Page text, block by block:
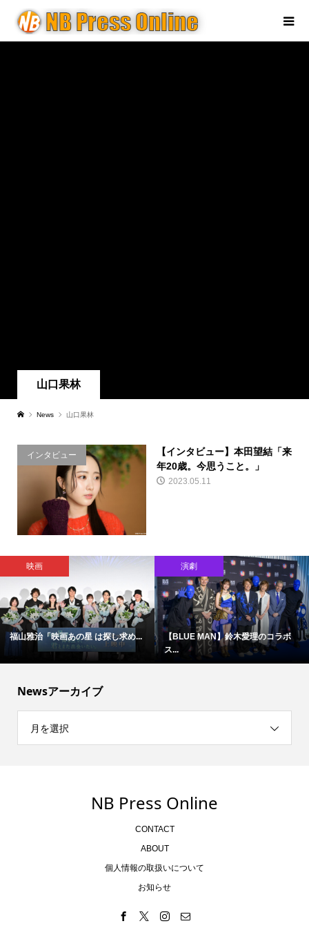
山口果林
News 山口果林
インタビュー
【インタビュー】本田望結「来
年20歳。今思うこと。」
2023.05.11
映画
福山雅治「映画あの星 は探し求め...
演劇
【BLUE MAN】鈴木愛理のコラボ
ス...
Newsアーカイブ
月を選択
NB Press Online
CONTACT
ABOUT
個人情報の取扱いについて
お知らせ